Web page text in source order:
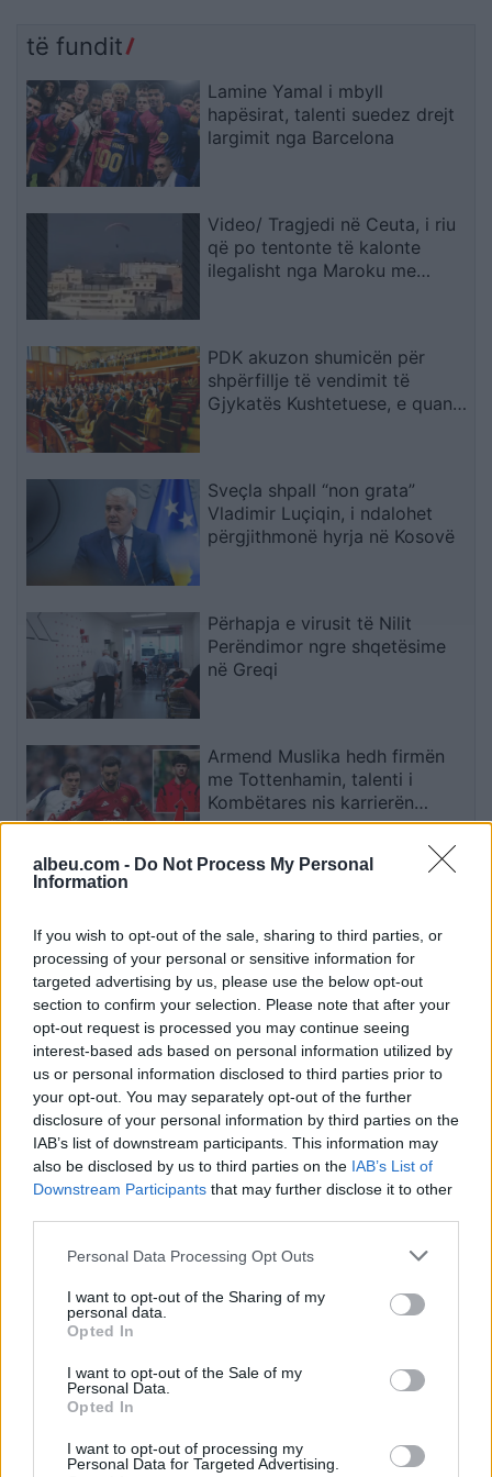
albeu.com - Do Not Process My Personal
Information
If you wish to opt-out of the sale, sharing to third parties, or
processing of your personal or sensitive information for
targeted advertising by us, please use the below opt-out
section to confirm your selection. Please note that after your
opt-out request is processed you may continue seeing
interest-based ads based on personal information utilized by
us or personal information disclosed to third parties prior to
your opt-out. You may separately opt-out of the further
disclosure of your personal information by third parties on the
IAB’s list of downstream participants. This information may
also be disclosed by us to third parties on the IAB’s List of
Downstream Participants that may further disclose it to other
Personal Data Processing Opt Outs
I want to opt-out of the Sharing of my
personal data.
Opted In
I want to opt-out of the Sale of my
Personal Data.
Opted In
I want to opt-out of processing my
Personal Data for Targeted Advertising.
të fundit
Lamine Yamal i mbyll
hapësirat, talenti suedez drejt
largimit nga Barcelona
Video/ Tragjedi në Ceuta, i riu
që po tentonte të kalonte
ilegalisht nga Maroku me
PDK akuzon shumicën për
shpërfillje të vendimit të
Gjykatës Kushtetuese, e quan
Sveçla shpall “non grata”
Vladimir Luçiqin, i ndalohet
përgjithmonë hyrja në Kosovë
Përhapja e virusit të Nilit
Perëndimor ngre shqetësime
në Greqi
Armend Muslika hedh firmën
me Tottenhamin, talenti i
Kombëtares nis karrierën
profesioniste
gjenocidit serb
Esim for Global
Esim for USA|Esim for Italy| Esim for Spain|Esim